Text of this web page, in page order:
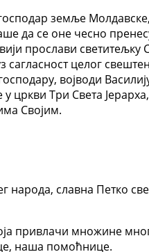
земље
да се оне чесно
прослави светитељку
сагласност целог
војводи
Три Света
Својим.
народа, славна Петко
привлачи множине
наша помоћнице.